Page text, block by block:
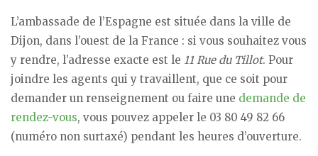
L’ambassade de l’Espagne est située dans la ville de
Dijon, dans l’ouest de la France : si vous souhaitez vous
y rendre, l’adresse exacte est le 11 Rue du Tillot. Pour
joindre les agents qui y travaillent, que ce soit pour
demander un renseignement ou faire une demande de
rendez-vous, vous pouvez appeler le 03 80 49 82 66
(numéro non surtaxé) pendant les heures d’ouverture.